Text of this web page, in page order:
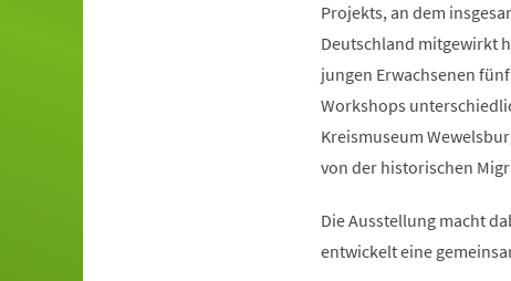
Projekts, an dem
Deutschland mitgewirkt
jungen Erwachsenen
Workshops
Kreismuseum
von der historischen
Die Ausstellung macht
entwickelt eine